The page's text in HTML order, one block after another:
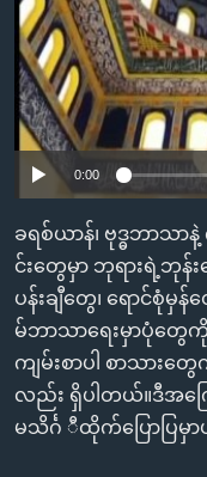
သို့
ကျော်
ကြည့်
ရန်
ပင်မ
ညွန်း
စာမျက်နှာ
သို့
ကျော်
ကြည့်
ရန်
ရှာဖွေ
ရန်
အစ္စရေး-ပါလက်စတိုင်း
အင်္ဂလိပ်စာလေ့လာမယ်
အမေရိကန်သုံးအီဒီယံ
မကြေးမုံရဲ့ အင်္ဂလိပ်စာ
ရုပ်ရှင်ထဲက အင်္ဂလိပ်စာ
သုတပဒေသာ အင်္ဂလိပ်
အပတ်စဉ်ကဏ္ဍများ
ရေဒီယို
တီဗွီ
ရေဒီယိုနှင့်ရုပ်သံ အချ
ရေဒီယို/တီဗွီအစီအစဉ်
ဗွီအိုအေ လူမှုကွန်ယက်များ
ဘာသာစကားများ
No
0:00
ခရစ်ယာန်၊ ဗုဒ္ဓဘာသာ
င်းတွေမှာ ဘုရားရဲ့ဘု
ပန်းချီတွေ၊ ရောင်စုံ
မ်ဘာသာရေးမှာပုံတွေ
ကျမ်းစာပါ စာသား
လည်း ရှိပါတယ်။ဒီအကြ
မသိင်္ဂ ီထိုက်ပြောပြမှာပ